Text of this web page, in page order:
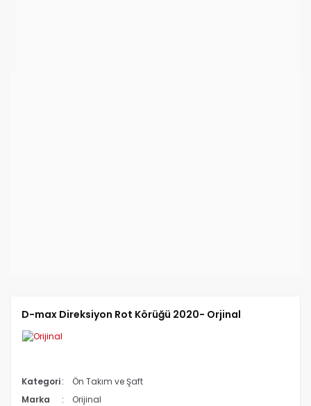
D-max Direksiyon Rot Körüğü 2020- Orjinal
Kategori
Ön Takım ve Şaft
Marka
Orijinal